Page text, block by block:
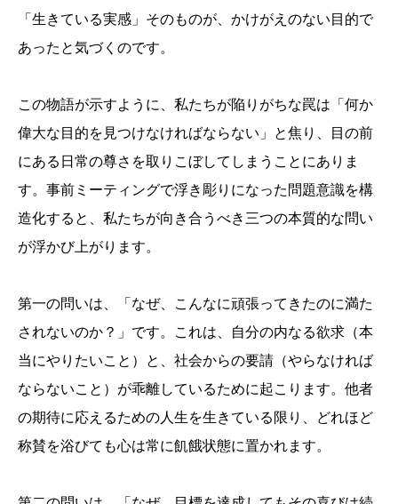
「生きている実感」そのものが、かけがえのない目的で
あったと気づくのです。
この物語が示すように、私たちが陥りがちな罠は「何か
偉大な目的を見つけなければならない」と焦り、目の前
にある日常の尊さを取りこぼしてしまうことにありま
す。事前ミーティングで浮き彫りになった問題意識を構
造化すると、私たちが向き合うべき三つの本質的な問い
が浮かび上がります。
第一の問いは、「なぜ、こんなに頑張ってきたのに満た
されないのか？」です。これは、自分の内なる欲求（本
当にやりたいこと）と、社会からの要請（やらなければ
ならないこと）が乖離しているために起こります。他者
の期待に応えるための人生を生きている限り、どれほど
称賛を浴びても心は常に飢餓状態に置かれます。